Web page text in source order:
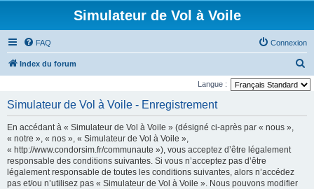
Simulateur de Vol à Voile
FAQ Connexion
Index du forum
e
Langue :
Simulateur de Vol à Voile - Enregistrement
En accédant à « Simulateur de Vol à Voile » (désigné ci-après par « nous »,
« notre », « nos », « Simulateur de Vol à Voile »,
« http://www.condorsim.fr/communaute »), vous acceptez d’être légalement
responsable des conditions suivantes. Si vous n’acceptez pas d’être
légalement responsable de toutes les conditions suivantes, alors n’accédez
pas et/ou n’utilisez pas « Simulateur de Vol à Voile ». Nous pouvons modifier